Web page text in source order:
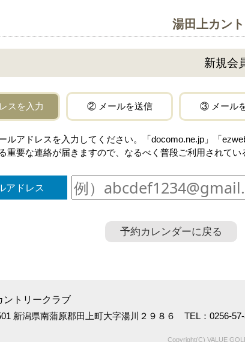
湯田上カン
新規会
スを入力 ② メールを送信 ③ メール
ルアドレスを入力してください。「docomo.ne.jp」「
重要な連絡が届きますので、なるべく普段ご利用されてい
アドレス
予約カレンダーに戻る
ントリークラブ
新潟県南蒲原郡田上町大字湯川２９８６ TEL：0256-
Copyright(C) VALUE